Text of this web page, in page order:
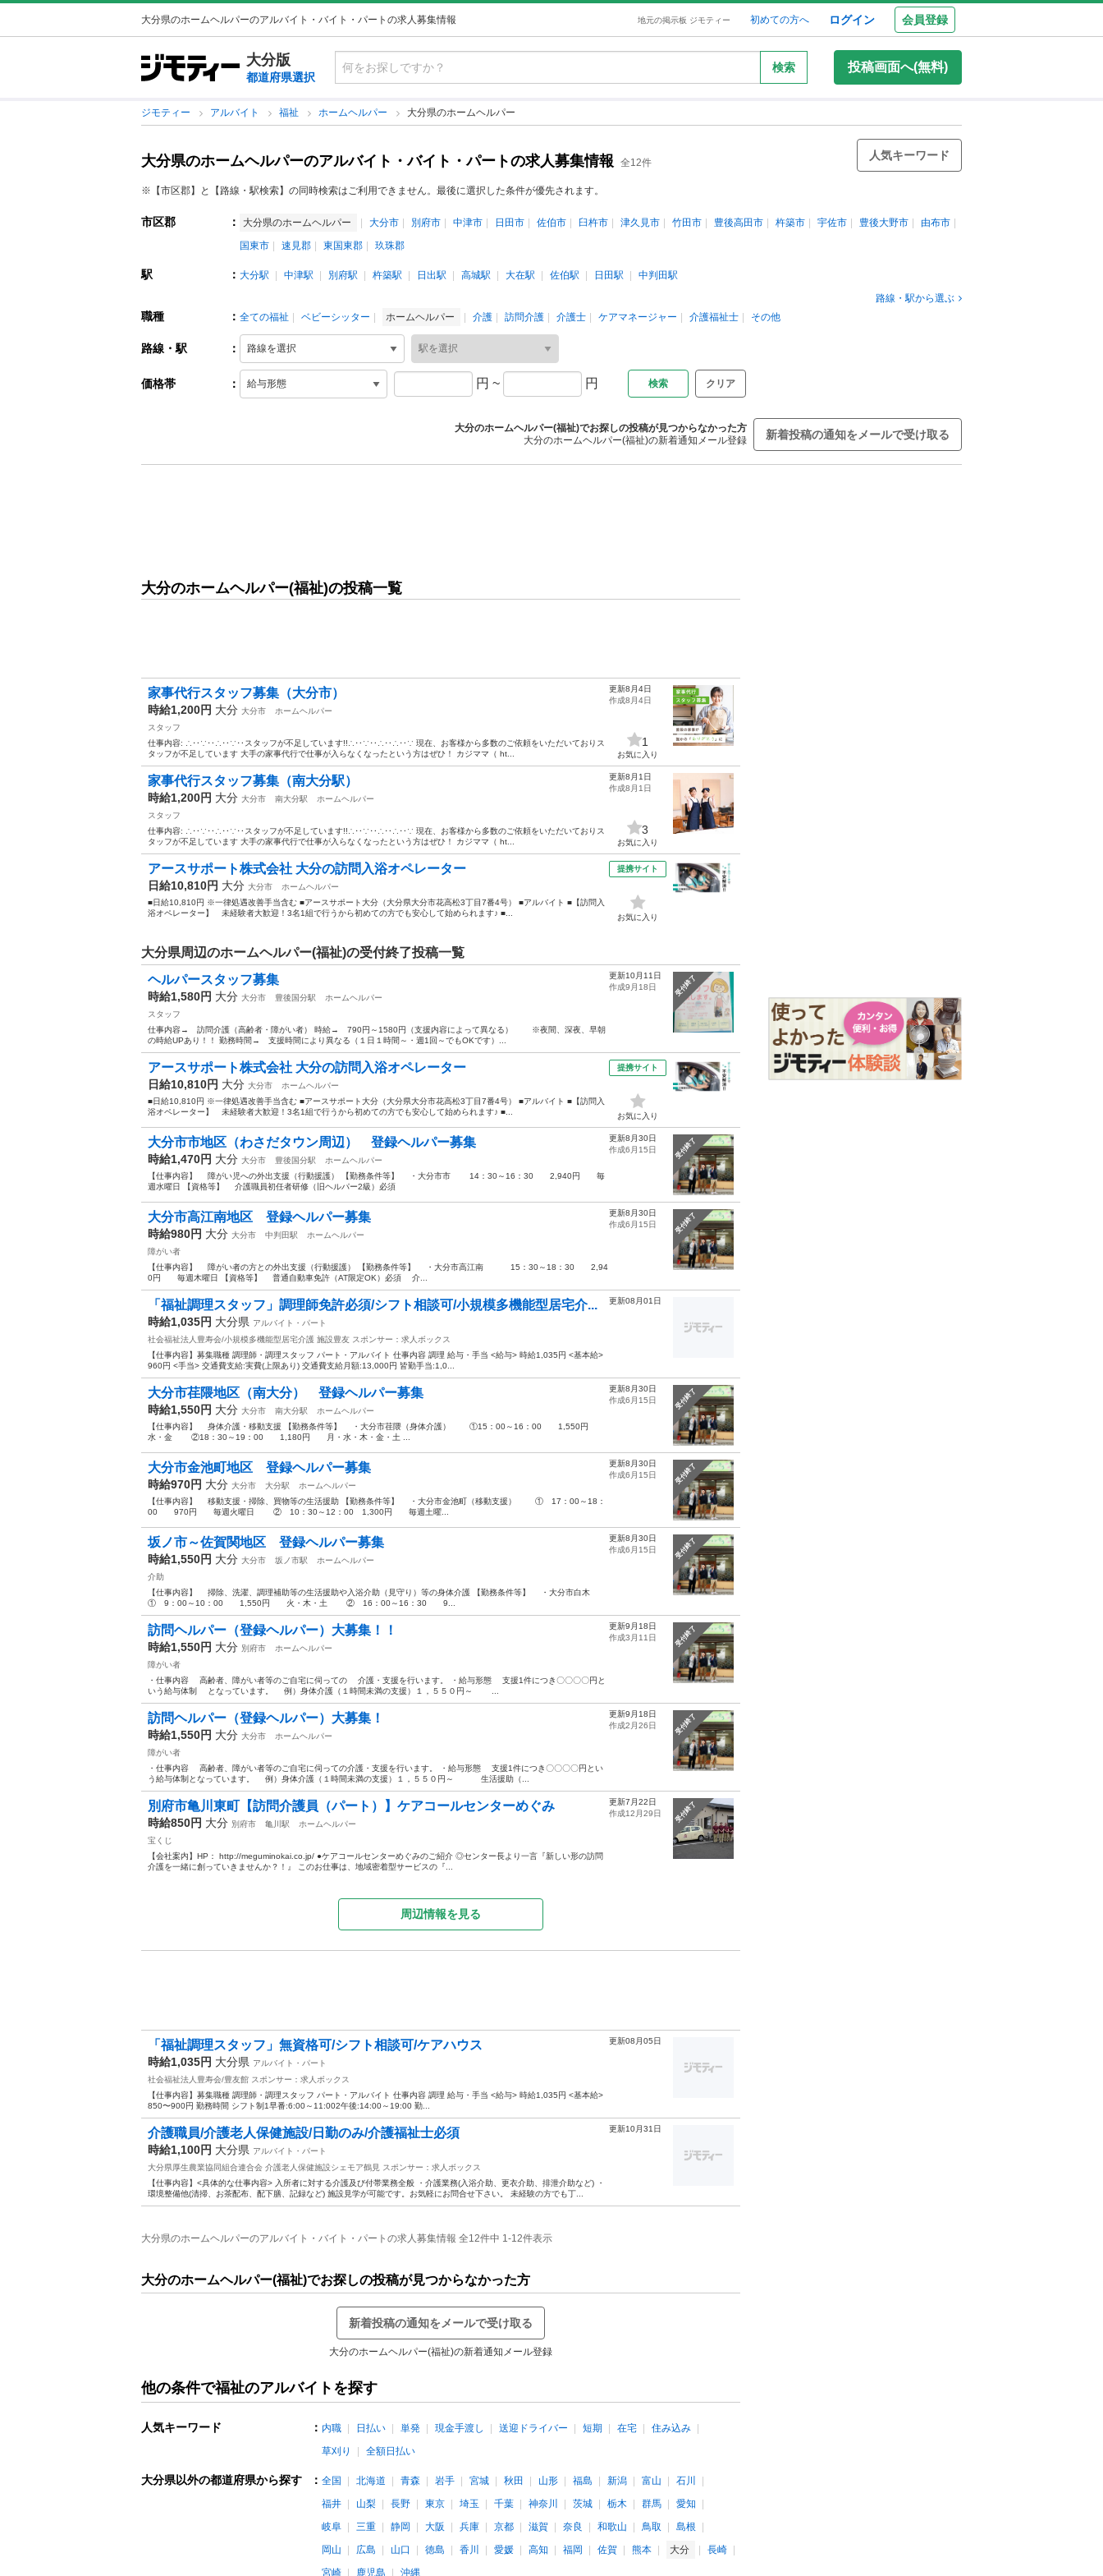
大分県のホームヘルパーのアルバイト・バイト・パートの求人募集情報 地元の掲示板 ジモティー 初めての方へ ログイン 会員登録
大分版
都道府県選択
検索 投稿画面へ(無料)
ジモティー アルバイト 福祉 ホームヘルパー 大分県のホームヘルパー
大分県のホームヘルパーのアルバイト・バイト・パートの求人募集情報 全12件
人気キーワード
※【市区郡】と【路線・駅検索】の同時検索はご利用できません。最後に選択した条件が優先されます。
市区郡 ： 大分県のホームヘルパー 大分市 別府市 中津市 日田市 佐伯市 臼杵市 津久見市 竹田市 豊後高田市 杵築市 宇佐市 豊後大野市
由布市
国東市
速見郡 東国東郡 玖珠郡
駅 ： 大分駅 中津駅 別府駅 杵築駅 日出駅 高城駅 大在駅 佐伯駅 日田駅
中判田駅
路線・駅から選ぶ
職種 ： 全ての福祉 ベビーシッター ホームヘルパー 介護 訪問介護 介護士 ケアマネージャー 介護福祉士 その他
路線・駅 ：
価格帯 ： 円 ~ 円 クリア
大分のホームヘルパー(福祉)でお探しの投稿が見つからなかった方
大分のホームヘルパー(福祉)の新着通知メール登録
新着投稿の通知をメールで受け取る
大分のホームヘルパー(福祉)の投稿一覧
家事代行スタッフ募集（大分市）
時給1,200円 大分 大分市
ホームヘルパー
スタッフ
仕事内容: ∴‥∵‥∴‥∵‥スタッフが不足しています!!∴‥∵‥∴‥∴‥∵ 現在、お客様から多数のご依頼をいただいておりス
タッフが不足しています 大手の家事代行で仕事が入らなくなったという方はぜひ！ カジママ（ ht...
更新8月4日
作成8月4日
1
お気に入り
家事代行スタッフ募集（南大分駅）
時給1,200円 大分 大分市 南大分駅
ホームヘルパー
スタッフ
仕事内容: ∴‥∵‥∴‥∵‥スタッフが不足しています!!∴‥∵‥∴‥∴‥∵ 現在、お客様から多数のご依頼をいただいておりス
タッフが不足しています 大手の家事代行で仕事が入らなくなったという方はぜひ！ カジママ（ ht...
更新8月1日
作成8月1日
3
お気に入り
アースサポート株式会社 大分の訪問入浴オペレーター
日給10,810円 大分 大分市
ホームヘルパー
■日給10,810円 ※一律処遇改善手当含む ■アースサポート大分（大分県大分市花高松3丁目7番4号） ■アルバイト ■【訪問入
浴オペレーター】 未経験者大歓迎！3名1組で行うから初めての方でも安心して始められます♪ ■...
提携サイト
お気に入り
大分県周辺のホームヘルパー(福祉)の受付終了投稿一覧
受付終了
ヘルパースタッフ募集
時給1,580円 大分 大分市 豊後国分駅
ホームヘルパー
スタッフ
仕事内容→ 訪問介護（高齢者・障がい者） 時給→ 790円～1580円（支援内容によって異なる） ※夜間、深夜、早朝
の時給UPあり！！ 勤務時間→ 支援時間により異なる（１日１時間～・週1回～でもOKです）...
更新10月11日
作成9月18日
アースサポート株式会社 大分の訪問入浴オペレーター
日給10,810円 大分 大分市
ホームヘルパー
■日給10,810円 ※一律処遇改善手当含む ■アースサポート大分（大分県大分市花高松3丁目7番4号） ■アルバイト ■【訪問入
浴オペレーター】 未経験者大歓迎！3名1組で行うから初めての方でも安心して始められます♪ ■...
提携サイト
お気に入り
受付終了
大分市市地区（わさだタウン周辺） 登録ヘルパー募集
時給1,470円 大分 大分市 豊後国分駅
ホームヘルパー
【仕事内容】 障がい児への外出支援（行動援護） 【勤務条件等】 ・大分市市 14：30～16：30 2,940円 毎
週水曜日 【資格等】 介護職員初任者研修（旧ヘルパー2級）必須
更新8月30日
作成6月15日
受付終了
大分市高江南地区 登録ヘルパー募集
時給980円 大分 大分市 中判田駅
ホームヘルパー
障がい者
【仕事内容】 障がい者の方との外出支援（行動援護） 【勤務条件等】 ・大分市高江南 15：30～18：30 2,94
0円 毎週木曜日 【資格等】 普通自動車免許（AT限定OK）必須 介...
更新8月30日
作成6月15日
「福祉調理スタッフ」調理師免許必須/シフト相談可/小規模多機能型居宅介...
時給1,035円 大分県 アルバイト・パート
社会福祉法人豊寿会/小規模多機能型居宅介護 施設豊友 スポンサー：求人ボックス
【仕事内容】募集職種 調理師・調理スタッフ パート・アルバイト 仕事内容 調理 給与・手当 <給与> 時給1,035円 <基本給>
960円 <手当> 交通費支給:実費(上限あり) 交通費支給月額:13,000円 皆勤手当:1,0...
更新08月01日
受付終了
大分市荏隈地区（南大分） 登録ヘルパー募集
時給1,550円 大分 大分市 南大分駅
ホームヘルパー
【仕事内容】 身体介護・移動支援 【勤務条件等】 ・大分市荏隈（身体介護） ①15：00～16：00 1,550円
水・金 ②18：30～19：00 1,180円 月・水・木・金・土 ...
更新8月30日
作成6月15日
受付終了
大分市金池町地区 登録ヘルパー募集
時給970円 大分 大分市 大分駅
ホームヘルパー
【仕事内容】 移動支援・掃除、買物等の生活援助 【勤務条件等】 ・大分市金池町（移動支援） ① 17：00～18：
00 970円 毎週火曜日 ② 10：30～12：00 1,300円 毎週土曜...
更新8月30日
作成6月15日
受付終了
坂ノ市～佐賀関地区 登録ヘルパー募集
時給1,550円 大分 大分市 坂ノ市駅
ホームヘルパー
介助
【仕事内容】 掃除、洗濯、調理補助等の生活援助や入浴介助（見守り）等の身体介護 【勤務条件等】 ・大分市白木
① 9：00～10：00 1,550円 火・木・土 ② 16：00～16：30 9...
更新8月30日
作成6月15日
受付終了
訪問ヘルパー（登録ヘルパー）大募集！！
時給1,550円 大分 別府市
ホームヘルパー
障がい者
・仕事内容 高齢者、障がい者等のご自宅に伺っての 介護・支援を行います。 ・給与形態 支援1件につき〇〇〇〇円と
いう給与体制 となっています。 例）身体介護（１時間未満の支援）１，５５０円～ ...
更新9月18日
作成3月11日
受付終了
訪問ヘルパー（登録ヘルパー）大募集！
時給1,550円 大分 大分市
ホームヘルパー
障がい者
・仕事内容 高齢者、障がい者等のご自宅に伺っての介護・支援を行います。 ・給与形態 支援1件につき〇〇〇〇円とい
う給与体制となっています。 例）身体介護（１時間未満の支援）１，５５０円～ 生活援助（...
更新9月18日
作成2月26日
受付終了
別府市亀川東町【訪問介護員（パート）】ケアコールセンターめぐみ
時給850円 大分 別府市 亀川駅
ホームヘルパー
宝くじ
【会社案内】HP： http://meguminokai.co.jp/ ●ケアコールセンターめぐみのご紹介 ◎センター長より一言『新しい形の訪問
介護を一緒に創っていきませんか？！』 このお仕事は、地域密着型サービスの『...
更新7月22日
作成12月29日
周辺情報を見る
「福祉調理スタッフ」無資格可/シフト相談可/ケアハウス
時給1,035円 大分県 アルバイト・パート
社会福祉法人豊寿会/豊友館 スポンサー：求人ボックス
【仕事内容】募集職種 調理師・調理スタッフ パート・アルバイト 仕事内容 調理 給与・手当 <給与> 時給1,035円 <基本給>
850〜900円 勤務時間 シフト制1早番:6:00～11:002午後:14:00～19:00 勤...
更新08月05日
介護職員/介護老人保健施設/日勤のみ/介護福祉士必須
時給1,100円 大分県 アルバイト・パート
大分県厚生農業協同組合連合会 介護老人保健施設シェモア鶴見 スポンサー：求人ボックス
【仕事内容】<具体的な仕事内容> 入所者に対する介護及び付帯業務全般 ・介護業務(入浴介助、更衣介助、排泄介助など) ・
環境整備他(清掃、お茶配布、配下膳、記録など) 施設見学が可能です。お気軽にお問合せ下さい。 未経験の方でも丁...
更新10月31日
大分県のホームヘルパーのアルバイト・バイト・パートの求人募集情報 全12件中 1-12件表示
大分のホームヘルパー(福祉)でお探しの投稿が見つからなかった方
新着投稿の通知をメールで受け取る
大分のホームヘルパー(福祉)の新着通知メール登録
他の条件で福祉のアルバイトを探す
人気キーワード ： 内職 日払い 単発 現金手渡し 送迎ドライバー 短期 在宅
住み込み
草刈り
全額日払い
大分県以外の都道府県から探す ： 全国 北海道 青森 岩手 宮城 秋田 山形 福島 新潟 富山
石川
福井
山梨 長野 東京 埼玉 千葉 神奈川 茨城 栃木 群馬
愛知
岐阜
三重 静岡 大阪 兵庫 京都 滋賀 奈良 和歌山 鳥取
島根
岡山
広島 山口 徳島 香川 愛媛 高知 福岡 佐賀 熊本 大分
長崎
宮崎
鹿児島 沖縄